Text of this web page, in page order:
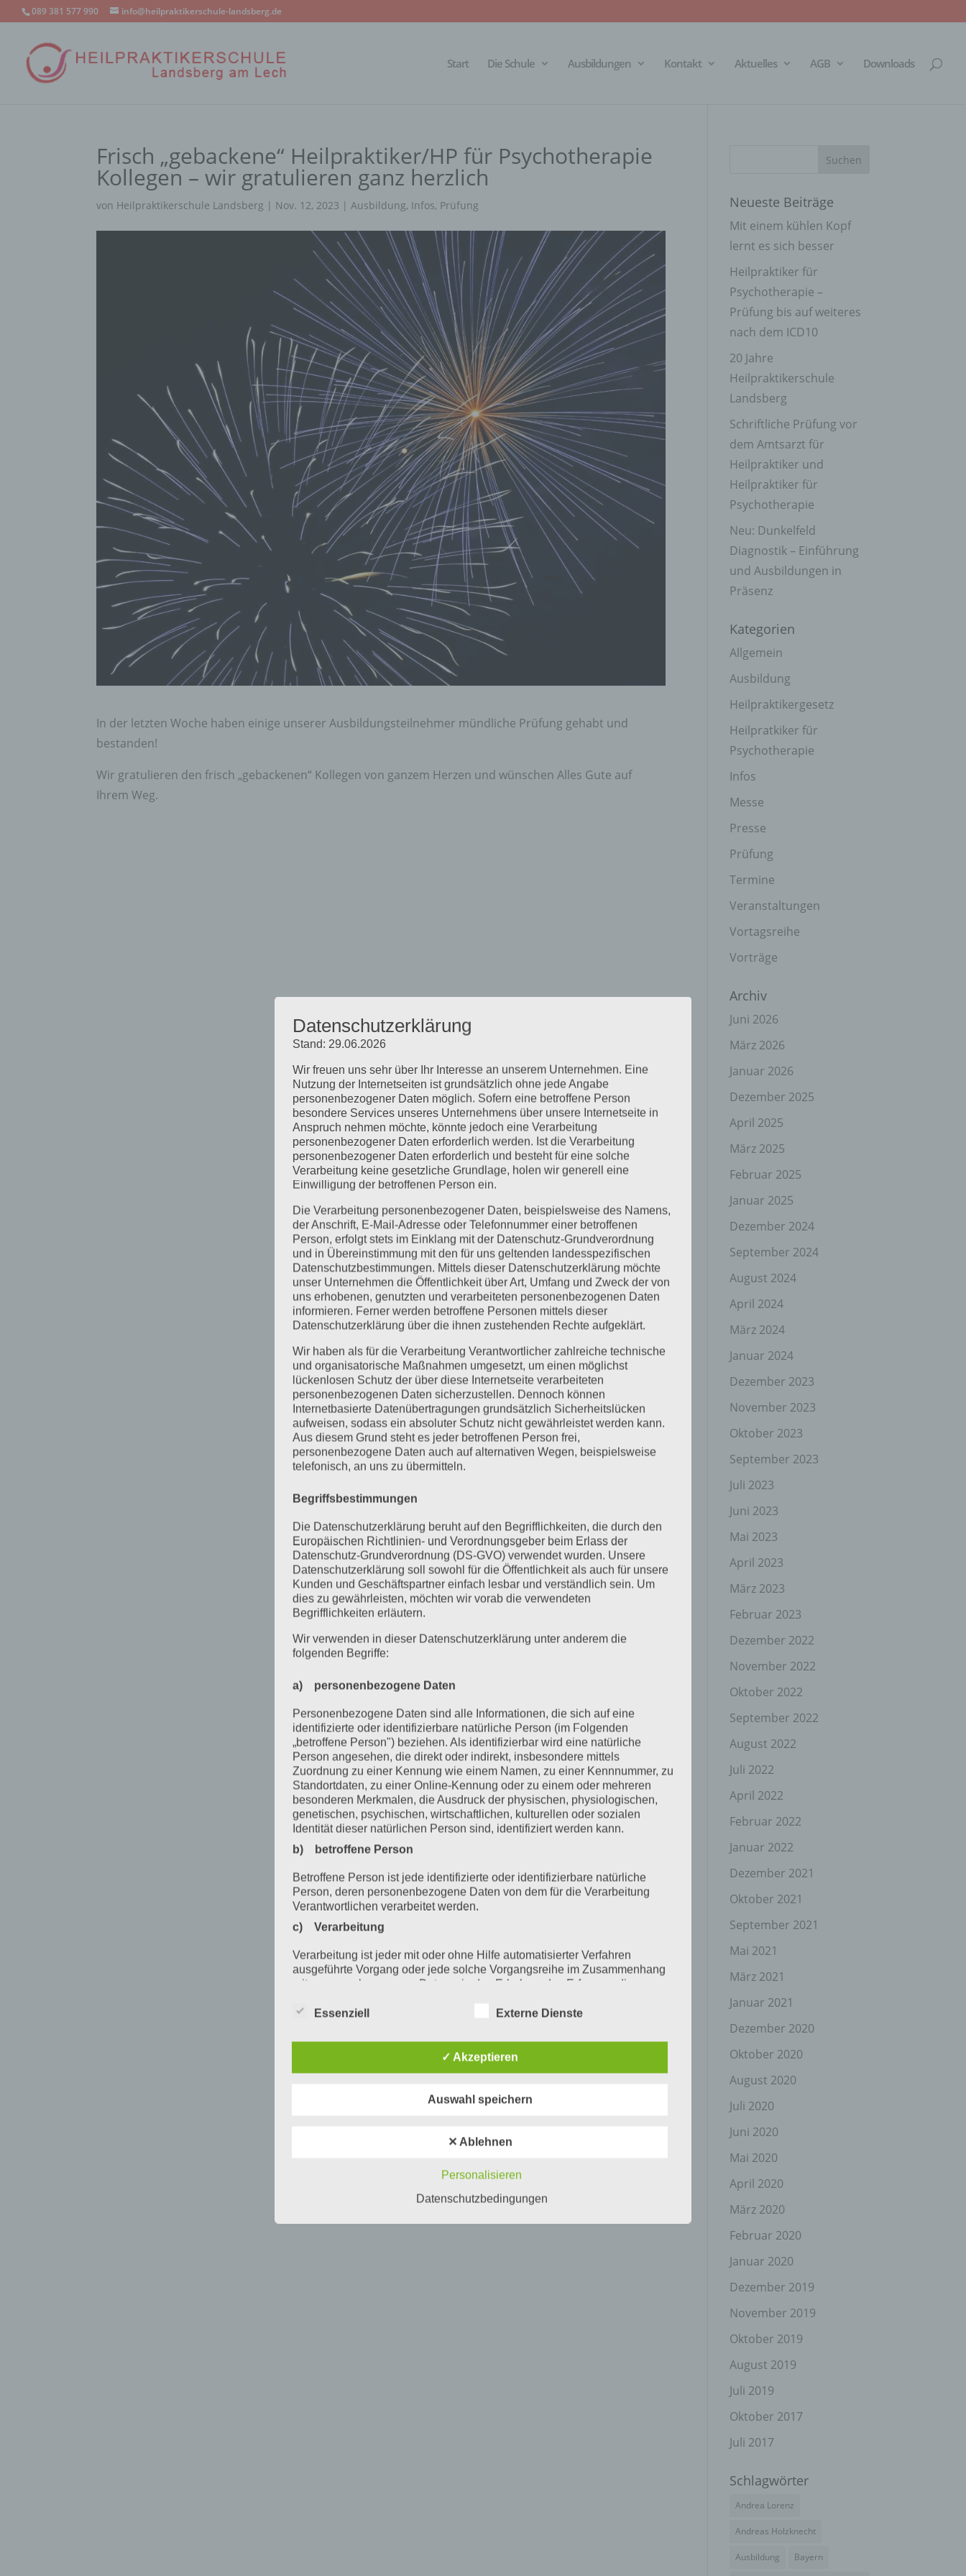
089 381 577 990 info@heilpraktikerschule-landsberg.de
Start Die Schule Ausbildungen Kontakt Aktuelles AGB Downloads
Frisch „gebackene“ Heilpraktiker/HP für Psychotherapie
Kollegen – wir gratulieren ganz herzlich
von Heilpraktikerschule Landsberg | Nov. 12, 2023 |Ausbildung, Infos, Prüfung
In der letzten Woche haben einige unserer Ausbildungsteilnehmer mündliche Prüfung gehabt und
bestanden!
Wir gratulieren den frisch „gebackenen“ Kollegen von ganzem Herzen und wünschen Alles Gute auf
Ihrem Weg.
Neueste Beiträge
Mit einem kühlen Kopf
lernt es sich besser
Heilpraktiker für
Psychotherapie –
Prüfung bis auf weiteres
nach dem ICD10
20 Jahre
Heilpraktikerschule
Landsberg
Schriftliche Prüfung vor
dem Amtsarzt für
Heilpraktiker und
Heilpraktiker für
Psychotherapie
Neu: Dunkelfeld
Diagnostik – Einführung
und Ausbildungen in
Präsenz
Kategorien
Allgemein
Ausbildung
Heilpraktikergesetz
Heilpratkiker für
Psychotherapie
Infos
Messe
Presse
Prüfung
Termine
Veranstaltungen
Vortagsreihe
Vorträge
Archiv
Juni 2026
März 2026
Januar 2026
Dezember 2025
April 2025
März 2025
Februar 2025
Januar 2025
Dezember 2024
September 2024
August 2024
April 2024
März 2024
Januar 2024
Dezember 2023
November 2023
Oktober 2023
September 2023
Juli 2023
Juni 2023
Mai 2023
April 2023
März 2023
Februar 2023
Dezember 2022
November 2022
Oktober 2022
September 2022
August 2022
Juli 2022
April 2022
Februar 2022
Januar 2022
Dezember 2021
Oktober 2021
September 2021
Mai 2021
März 2021
Januar 2021
Dezember 2020
Oktober 2020
August 2020
Juli 2020
Juni 2020
Mai 2020
April 2020
März 2020
Februar 2020
Januar 2020
Dezember 2019
November 2019
Oktober 2019
August 2019
Juli 2019
Oktober 2017
Juli 2017
Schlagwörter
Andrea Lorenz
Andreas Holzknecht
Ausbildung Bayern
Datenschutzerklärung
Stand: 29.06.2026
Wir freuen uns sehr über Ihr Interesse an unserem Unternehmen. Eine
Nutzung der Internetseiten ist grundsätzlich ohne jede Angabe
personenbezogener Daten möglich. Sofern eine betroffene Person
besondere Services unseres Unternehmens über unsere Internetseite in
Anspruch nehmen möchte, könnte jedoch eine Verarbeitung
personenbezogener Daten erforderlich werden. Ist die Verarbeitung
personenbezogener Daten erforderlich und besteht für eine solche
Verarbeitung keine gesetzliche Grundlage, holen wir generell eine
Einwilligung der betroffenen Person ein.
Die Verarbeitung personenbezogener Daten, beispielsweise des Namens,
der Anschrift, E-Mail-Adresse oder Telefonnummer einer betroffenen
Person, erfolgt stets im Einklang mit der Datenschutz-Grundverordnung
und in Übereinstimmung mit den für uns geltenden landesspezifischen
Datenschutzbestimmungen. Mittels dieser Datenschutzerklärung möchte
unser Unternehmen die Öffentlichkeit über Art, Umfang und Zweck der von
uns erhobenen, genutzten und verarbeiteten personenbezogenen Daten
informieren. Ferner werden betroffene Personen mittels dieser
Datenschutzerklärung über die ihnen zustehenden Rechte aufgeklärt.
Wir haben als für die Verarbeitung Verantwortlicher zahlreiche technische
und organisatorische Maßnahmen umgesetzt, um einen möglichst
lückenlosen Schutz der über diese Internetseite verarbeiteten
personenbezogenen Daten sicherzustellen. Dennoch können
Internetbasierte Datenübertragungen grundsätzlich Sicherheitslücken
aufweisen, sodass ein absoluter Schutz nicht gewährleistet werden kann.
Aus diesem Grund steht es jeder betroffenen Person frei,
personenbezogene Daten auch auf alternativen Wegen, beispielsweise
telefonisch, an uns zu übermitteln.
Begriffsbestimmungen
Die Datenschutzerklärung beruht auf den Begrifflichkeiten, die durch den
Europäischen Richtlinien- und Verordnungsgeber beim Erlass der
Datenschutz-Grundverordnung (DS-GVO) verwendet wurden. Unsere
Datenschutzerklärung soll sowohl für die Öffentlichkeit als auch für unsere
Kunden und Geschäftspartner einfach lesbar und verständlich sein. Um
dies zu gewährleisten, möchten wir vorab die verwendeten
Begrifflichkeiten erläutern.
Wir verwenden in dieser Datenschutzerklärung unter anderem die
folgenden Begriffe:
a) personenbezogene Daten
Personenbezogene Daten sind alle Informationen, die sich auf eine
identifizierte oder identifizierbare natürliche Person (im Folgenden
„betroffene Person") beziehen. Als identifizierbar wird eine natürliche
Person angesehen, die direkt oder indirekt, insbesondere mittels
Zuordnung zu einer Kennung wie einem Namen, zu einer Kennnummer, zu
Standortdaten, zu einer Online-Kennung oder zu einem oder mehreren
besonderen Merkmalen, die Ausdruck der physischen, physiologischen,
genetischen, psychischen, wirtschaftlichen, kulturellen oder sozialen
Identität dieser natürlichen Person sind, identifiziert werden kann.
b) betroffene Person
Betroffene Person ist jede identifizierte oder identifizierbare natürliche
Person, deren personenbezogene Daten von dem für die Verarbeitung
Verantwortlichen verarbeitet werden.
c) Verarbeitung
Verarbeitung ist jeder mit oder ohne Hilfe automatisierter Verfahren
ausgeführte Vorgang oder jede solche Vorgangsreihe im Zusammenhang
mit personenbezogenen Daten wie das Erheben, das Erfassen, die
Veränderung, das Auslesen, das Abfragen, die Verwendung, die
Bereitstellung, den Abgleich oder die Verknüpfung, die Einschränkung, das
Löschen oder die Vernichtung.
d) Einschränkung der Verarbeitung
Einschränkung der Verarbeitung ist die Markierung gespeicherter
Profiling ist jede Art der automatisierten Verarbeitung personenbezogener
Daten, die darin besteht, dass diese personenbezogenen Daten verwendet
Person beziehen, zu bewerten, insbesondere, um Aspekte bezüglich
Essenziell Externe Dienste
✓ Akzeptieren
Auswahl speichern
✕ Ablehnen
Personalisieren
Datenschutzbedingungen